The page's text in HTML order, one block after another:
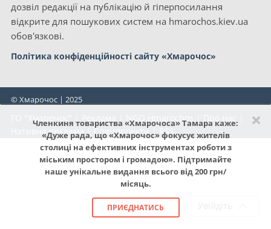
×
Членкиня товариства «Хмарочоса» Тамара каже:
«Дуже рада, що «Хмарочос» фокусує жителів
столиці на ефективних інструментах роботи з
міським простором і громадою». Підтримайте
наше унікальне видання всього від 200 грн/
місяць.
ПРИЄДНАТИСЬ
дозвіл редакції на публікацію й гіперпосилання
відкрите для пошукових систем на hmarochos.kiev.ua
обов'язкові.
Політика конфіденційності сайту «Хмарочос»
© Хмарочос | 2025
ГО "Хмарочос" NGO Hmarochos
Нативна реклама| Спецпроекти | RSS